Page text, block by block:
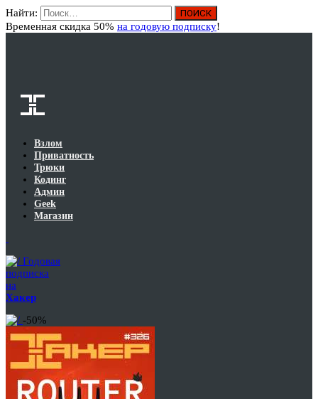
Найти:
Временная скидка 50% на годовую подписку!
Взлом
Приватность
Трюки
Кодинг
Админ
Geek
Магазин
Годовая
подписка
на
Хакер
-50%